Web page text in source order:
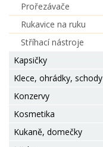
Prořezávače
Rukavice na ruku
Stříhací nástroje
Kapsičky
Klece, ohrádky, schody
Konzervy
Kosmetika
Kukaně, domečky